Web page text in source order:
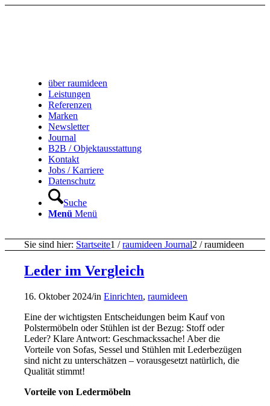
über raumideen
Leistungen
Referenzen
Marken
Newsletter
Journal
B2B / Objektausstattung
Kontakt
Jobs / Karriere
Datenschutz
Suche
Menü Menü
Sie sind hier: Startseite1 / raumideen Journal2 / raumideen
Leder im Vergleich
16. Oktober 2024/inEinrichten,raumideen
Eine der wichtigsten Entscheidungen beim Kauf von
Polstermöbeln oder Stühlen ist der Bezug: Stoff oder
Leder? Klare Antwort: Geschmackssache! Aber die
Vorteile von Sofas, Sessel und Stühlen mit Lederbezügen
sind nicht zu unterschätzen – vorausgesetzt natürlich, die
Qualität stimmt!
Vorteile von Ledermöbeln